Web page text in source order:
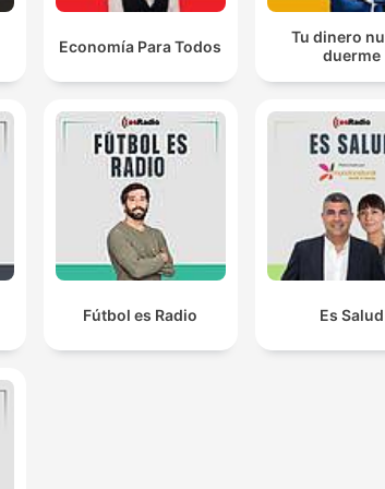
Economía Para Todos
Tu dinero
duerme
Fútbol es Radio Es Salud